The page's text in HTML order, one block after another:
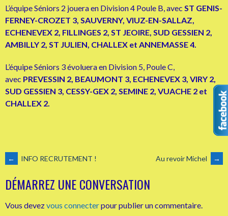
L’équipe Séniors 2 jouera en Division 4 Poule B, avec ST GENIS-
FERNEY-CROZET 3, SAUVERNY, VIUZ-EN-SALLAZ,
ECHENEVEX 2, FILLINGES 2, ST JEOIRE, SUD GESSIEN 2,
AMBILLY 2, ST JULIEN, CHALLEX et ANNEMASSE 4.
L’équipe Séniors 3 évoluera en Division 5, Poule C,
avec PREVESSIN 2, BEAUMONT 3, ECHENEVEX 3, VIRY 2,
SUD GESSIEN 3, CESSY-GEX 2, SEMINE 2, VUACHE 2 et
CHALLEX 2.
NAVIGATION
DES
← INFO RECRUTEMENT ! Au revoir Michel →
DÉMARREZ UNE CONVERSATION
Vous devezvous connecterpour publier un commentaire.